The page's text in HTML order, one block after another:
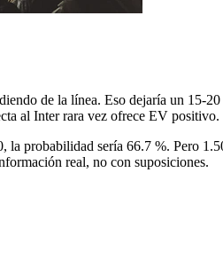
de la línea. Eso dejaría un 15-
al Inter rara vez ofrece EV
probabilidad sería 66.7 %. Pero
real, no con suposiciones.